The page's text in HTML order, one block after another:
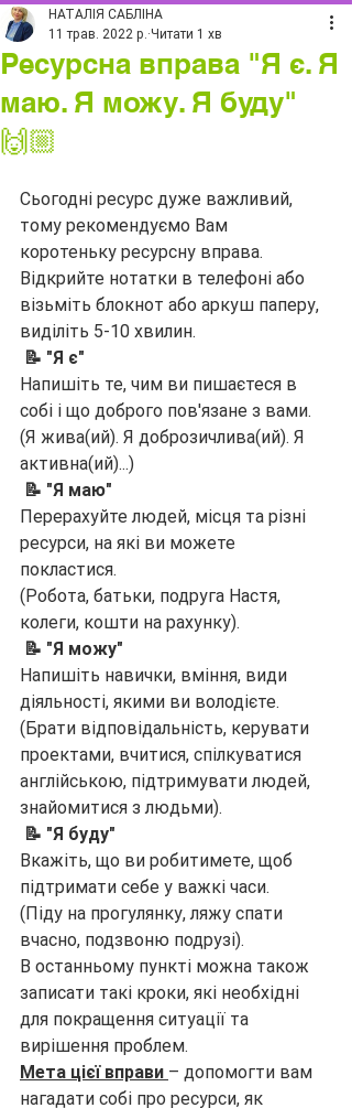
Ресурсна вправа "Я є. Я
маю. Я можу. Я буду"
🙌🏼
НАТАЛІЯ САБЛІНА
11 трав. 2022 р. Читати 1 хв
Сьогодні ресурс дуже важливий,
тому рекомендуємо Вам
коротеньку ресурсну вправа.
Відкрийте нотатки в телефоні або
візьміть блокнот або аркуш паперу,
виділіть 5-10 хвилин.
📝 "Я є"
Напишіть те, чим ви пишаєтеся в
собі і що доброго пов'язане з вами.
(Я жива(ий). Я доброзичлива(ий). Я
активна(ий)...)
📝 "Я маю"
Перерахуйте людей, місця та різні
ресурси, на які ви можете
покластися.
(Робота, батьки, подруга Настя,
колеги, кошти на рахунку).
📝 "Я можу"
Напишіть навички, вміння, види
діяльності, якими ви володієте.
(Брати відповідальність, керувати
проектами, вчитися, спілкуватися
англійською, підтримувати людей,
знайомитися з людьми).
📝 "Я буду"
Вкажіть, що ви робитимете, щоб
підтримати себе у важкі часи.
(Піду на прогулянку, ляжу спати
вчасно, подзвоню подрузі).
В останньому пункті можна також
записати такі кроки, які необхідні
для покращення ситуації та
вирішення проблем.
Мета цієї вправи – допомогти вам
нагадати собі про ресурси, як